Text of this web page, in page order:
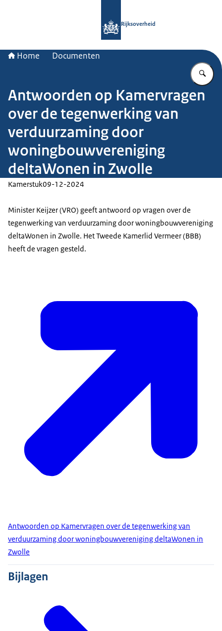
Rijksoverheid
Home Documenten
Antwoorden op Kamervragen
over de tegenwerking van
verduurzaming door
woningbouwvereniging
deltaWonen in Zwolle
Kamerstuk09-12-2024
Minister Keijzer (VRO) geeft antwoord op vragen over de
tegenwerking van verduurzaming door woningbouwvereniging
deltaWonen in Zwolle. Het Tweede Kamerlid Vermeer (BBB)
heeft de vragen gesteld.
Antwoorden op Kamervragen over de tegenwerking van
verduurzaming door woningbouwvereniging deltaWonen in
Zwolle
Bijlagen